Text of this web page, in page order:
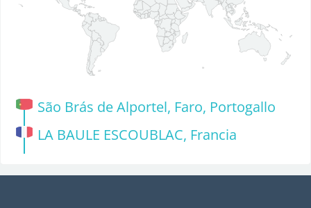
São Brás de Alportel, Faro, Portogallo
LA BAULE ESCOUBLAC, Francia